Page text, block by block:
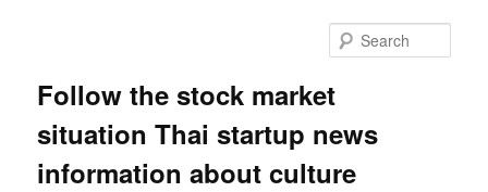
Follow the stock market
situation Thai startup news
information about culture